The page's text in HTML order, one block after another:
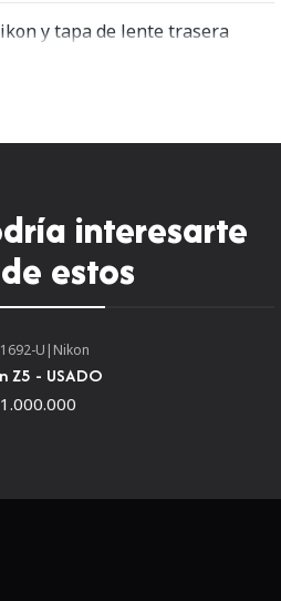
y tapa de lente trasera
interesarte
estos
U | Nikon
Z5 - USADO